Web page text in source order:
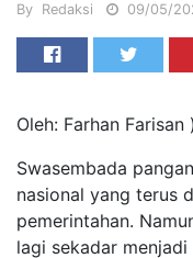
By Redaksi 09/05/
Oleh: Farhan Farisan
Swasembada
nasional yang terus
pemerintahan.
lagi sekadar